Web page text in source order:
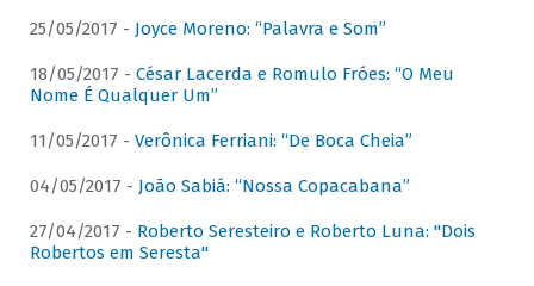
25/05/2017 - Joyce Moreno: “Palavra e Som”
18/05/2017 - César Lacerda e Romulo Fróes: “O Meu
Nome É Qualquer Um”
11/05/2017 - Verônica Ferriani: “De Boca Cheia”
04/05/2017 - João Sabiá: “Nossa Copacabana”
27/04/2017 - Roberto Seresteiro e Roberto Luna: "Dois
Robertos em Seresta"